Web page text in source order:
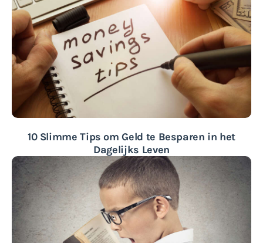
10 Slimme Tips om Geld te Besparen in het
Dagelijks Leven